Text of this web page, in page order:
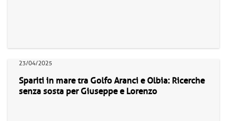
23/04/2025
Spariti in mare tra Golfo Aranci e Olbia: Ricerche
senza sosta per Giuseppe e Lorenzo